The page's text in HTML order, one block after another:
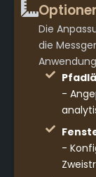
Die
die
-
-